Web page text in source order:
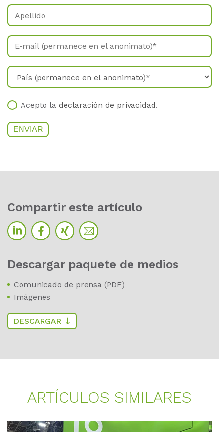
Acepto la declaración de privacidad.
Com­par­tir este ar­tí­cu­lo
Des­car­gar paque­te de me­di­os
Comunicado de prensa (PDF)
Imágenes
DESCARGAR
AR­TÍ­CU­LOS SI­MI­LA­RES